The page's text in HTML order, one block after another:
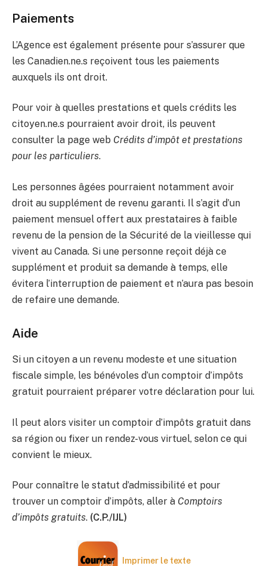
Paiements
L’Agence est également présente pour s’assurer que
les Canadien.ne.s reçoivent tous les paiements
auxquels ils ont droit.
Pour voir à quelles prestations et quels crédits les
citoyen.ne.s pourraient avoir droit, ils peuvent
consulter la page web Crédits d’impôt et prestations
pour les particuliers.
Les personnes âgées pourraient notamment avoir
droit au supplément de revenu garanti. Il s’agit d’un
paiement mensuel offert aux prestataires à faible
revenu de la pension de la Sécurité de la vieillesse qui
vivent au Canada. Si une personne reçoit déjà ce
supplément et produit sa demande à temps, elle
évitera l’interruption de paiement et n’aura pas besoin
de refaire une demande.
Aide
Si un citoyen a un revenu modeste et une situation
fiscale simple, les bénévoles d’un comptoir d’impôts
gratuit pourraient préparer votre déclaration pour lui.
Il peut alors visiter un comptoir d’impôts gratuit dans
sa région ou fixer un rendez-vous virtuel, selon ce qui
convient le mieux.
Pour connaître le statut d’admissibilité et pour
trouver un comptoir d’impôts, aller à Comptoirs
d’impôts gratuits. (C.P./IJL)
Imprimer le texte